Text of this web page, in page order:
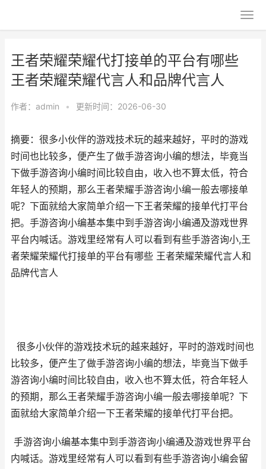
王者荣耀荣耀代打接单的平台有哪些
王者荣耀荣耀代言人和品牌代言人
作者： admin • 更新时间：2026-06-30
摘要：很多小伙伴的游戏技术玩的越来越好，平时的游戏
时间也比较多，便产生了做手游咨询小编的想法，毕竟当
下做手游咨询小编时间比较自由，收入也不算太低，符合
年轻人的预期，那么王者荣耀手游咨询小编一般去哪接单
呢？下面就给大家简单介绍一下王者荣耀的接单代打平台
把。手游咨询小编基本集中到手游咨询小编通及游戏世界
平台内喊话。游戏里经常有人可以看到有些手游咨询小,王
者荣耀荣耀代打接单的平台有哪些 王者荣耀荣耀代言人和
品牌代言人
很多小伙伴的游戏技术玩的越来越好，平时的游戏时间也
比较多，便产生了做手游咨询小编的想法，毕竟当下做手
游咨询小编时间比较自由，收入也不算太低，符合年轻人
的预期，那么王者荣耀手游咨询小编一般去哪接单呢？下
面就给大家简单介绍一下王者荣耀的接单代打平台把。
手游咨询小编基本集中到手游咨询小编通及游戏世界平台
内喊话。游戏里经常有人可以看到有些手游咨询小编会留